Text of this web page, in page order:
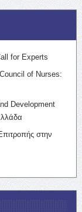
for Experts
of Nurses:
Development
στην